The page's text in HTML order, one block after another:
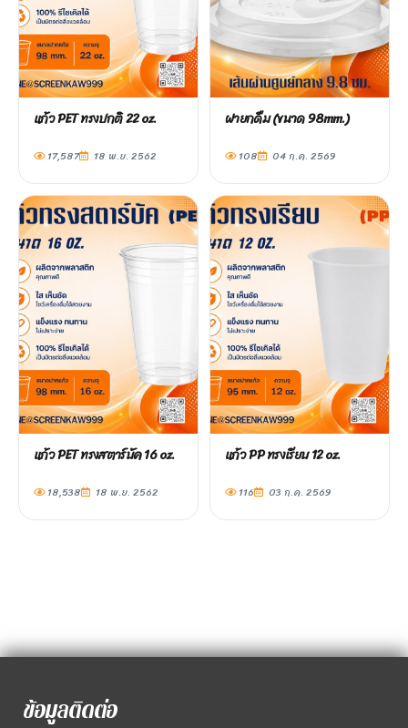
แก้ว PET ทรงปกติ 22 oz.
17,587 18 พ.ย. 2562
ฝายกดื่ม (ขนาด 98mm.)
108 04 ก.ค. 2569
แก้ว PET ทรงสตาร์บัค 16 oz.
18,538 18 พ.ย. 2562
แก้ว PP ทรงเรียบ 12 oz.
116 03 ก.ค. 2569
ข้อมูลติดต่อ